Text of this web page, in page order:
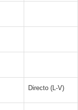
Directo (L-V)